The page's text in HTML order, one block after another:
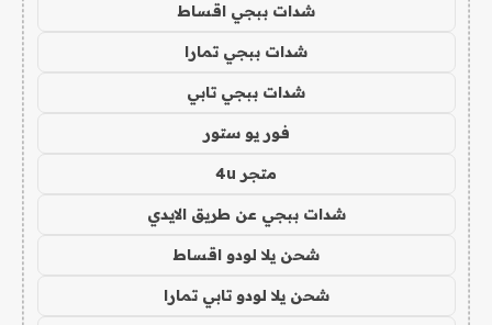
شدات ببجي اقساط
شدات ببجي تمارا
شدات ببجي تابي
فور يو ستور
متجر 4u
شدات ببجي عن طريق الايدي
شحن يلا لودو اقساط
شحن يلا لودو تابي تمارا